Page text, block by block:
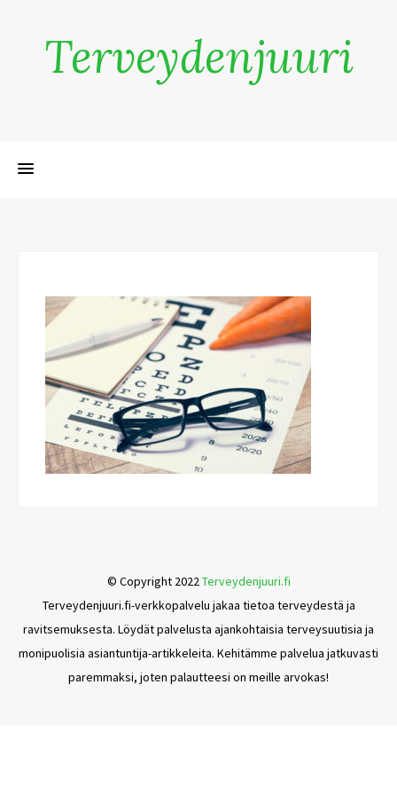
Terveydenjuuri
© Copyright 2022Terveydenjuuri.fi
Terveydenjuuri.fi-verkkopalvelu jakaa tietoa terveydestä ja
ravitsemuksesta. Löydät palvelusta ajankohtaisia terveysuutisia ja
monipuolisia asiantuntija-artikkeleita. Kehitämme palvelua jatkuvasti
paremmaksi, joten palautteesi on meille arvokas!